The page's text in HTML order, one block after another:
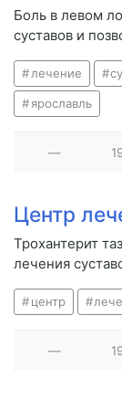
Боль в левом
суставов и
лечение
ярославль
—
Центр
Трохантерит
лечения
центр
—